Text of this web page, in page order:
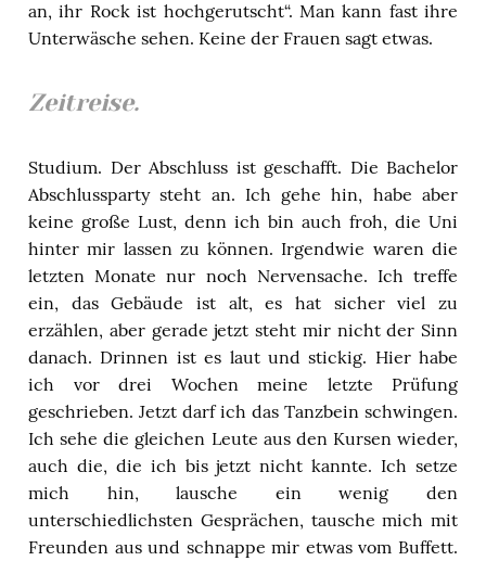
an, ihr Rock ist hochgerutscht“. Man kann fast ihre
Unterwäsche sehen. Keine der Frauen sagt etwas.
Zeitreise.
Studium. Der Abschluss ist geschafft. Die Bachelor
Abschlussparty steht an. Ich gehe hin, habe aber
keine große Lust, denn ich bin auch froh, die Uni
hinter mir lassen zu können. Irgendwie waren die
letzten Monate nur noch Nervensache. Ich treffe
ein, das Gebäude ist alt, es hat sicher viel zu
erzählen, aber gerade jetzt steht mir nicht der Sinn
danach. Drinnen ist es laut und stickig. Hier habe
ich vor drei Wochen meine letzte Prüfung
geschrieben. Jetzt darf ich das Tanzbein schwingen.
Ich sehe die gleichen Leute aus den Kursen wieder,
auch die, die ich bis jetzt nicht kannte. Ich setze
mich hin, lausche ein wenig den
unterschiedlichsten Gesprächen, tausche mich mit
Freunden aus und schnappe mir etwas vom Buffett.